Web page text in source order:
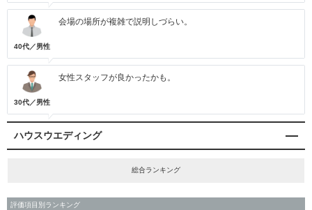
40代／男性
会場の場所が複雑で説明しづらい。
30代／男性
女性スタッフが良かったかも。
ハウスウエディング
総合ランキング
評価項目別ランキング